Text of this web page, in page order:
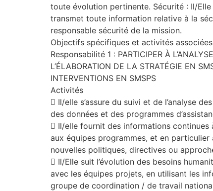
toute évolution pertinente. Sécurité : Il/
transmet toute information relative à la
responsable sécurité de la mission.
Objectifs spécifiques et activités associées
Responsabilité 1 : PARTICIPER À
L’ÉLABORATION DE LA STRATÉGIE EN
INTERVENTIONS EN SMSPS
Activités
 Il/elle s’assure du suivi et de l’analyse
des données et des programmes
 Il/elle fournit des informations continues
aux équipes programmes, et en particulier
nouvelles politiques, directives ou
 Il/Elle suit l’évolution des besoins
avec les équipes projets, en utilisant les
groupe de coordination / de travail